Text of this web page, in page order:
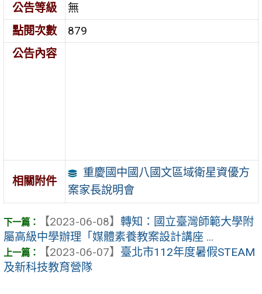
公告等級
無
點閱次數
879
公告內容
相關附件
重慶國中國八國文區域衛星資優方
案家長說明會
【2023-06-08】 轉知：國立臺灣師範大學附
屬高級中學辦理「媒體素養教案設計講座 ...
【2023-06-07】 臺北市112年度暑假STEAM
及新科技教育營隊